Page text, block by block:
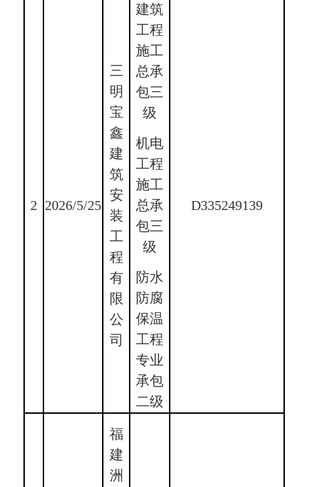
2 2026/5/25
三
明
宝
鑫
建
筑
安
装
工
程
有
限
公
司
建筑
工程
施工
总承
包三
级
机电
工程
施工
总承
包三
级
防水
防腐
保温
工程
专业
承包
二级
D335249139
福
建
洲